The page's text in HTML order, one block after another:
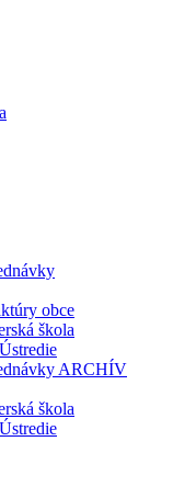
obce
škola
ARCHÍV
škola